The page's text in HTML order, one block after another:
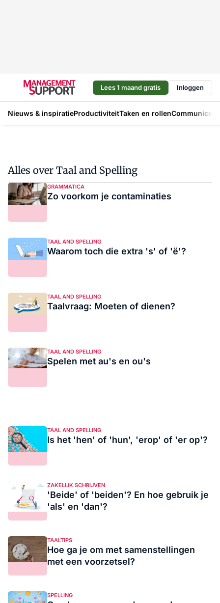
Lees 1 maand gratis Inloggen
Nieuws & inspiratieProductiviteitTaken en rollen
Alles over Taal and Spelling
GRAMMATICA
Zo voorkom je contaminaties
TAAL AND SPELLING
Waarom toch die extra 's' of 'ë'?
TAAL AND SPELLING
Taalvraag: Moeten of dienen?
TAAL AND SPELLING
Spelen met au's en ou's
TAAL AND SPELLING
Is het 'hen' of 'hun', 'erop' of 'er op'?
ZAKELIJK SCHRIJVEN
'Beide' of 'beiden'? En hoe gebruik je
'als' en 'dan'?
TAALTIPS
Hoe ga je om met samenstellingen
met een voorzetsel?
SPELLING